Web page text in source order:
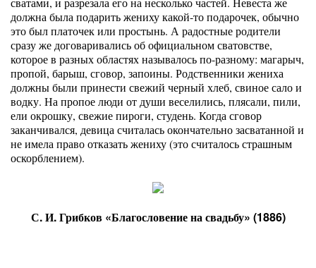
должна была подарить жениху какой-то подарочек, обычно
это был платочек или простынь. А радостные родители
сразу же договаривались об официальном сватовстве,
которое в разных областях называлось по-разному: магарыч,
пропой, барыш, сговор, запоины. Родственники жениха
должны были принести свежий черный хлеб, свиное сало и
водку. На пропое люди от души веселились, плясали, пили,
ели окрошку, свежие пироги, студень. Когда сговор
заканчивался, девица считалась окончательно засватанной и
не имела право отказать жениху (это считалось страшным
оскорблением).
С. И. Грибков «Благословение на свадьбу» (1886)